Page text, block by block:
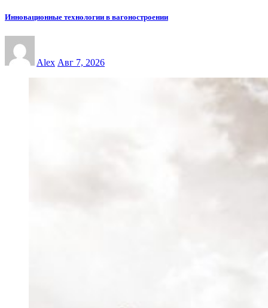
Инновационные технологии в вагоностроении
Alex Авг 7, 2026